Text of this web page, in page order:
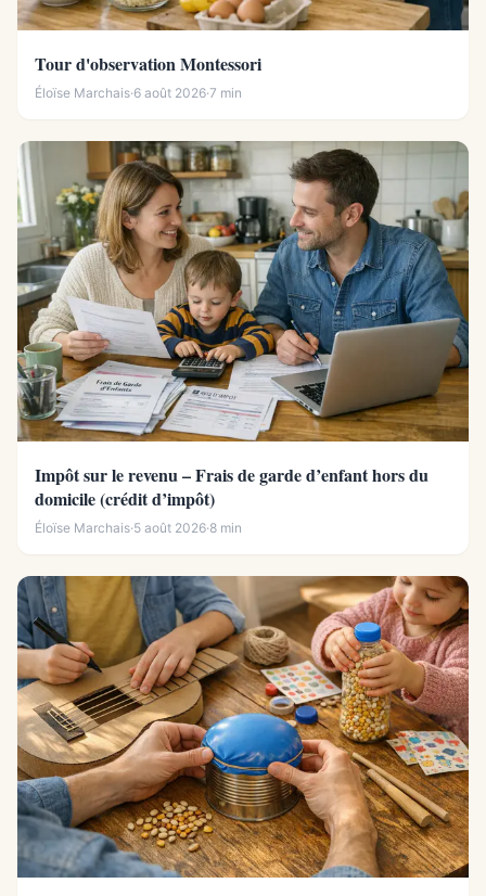
Tour d'observation Montessori
Éloïse Marchais·6 août 2026·7 min
Impôt sur le revenu – Frais de garde d’enfant hors du
domicile (crédit d’impôt)
Éloïse Marchais·5 août 2026·8 min